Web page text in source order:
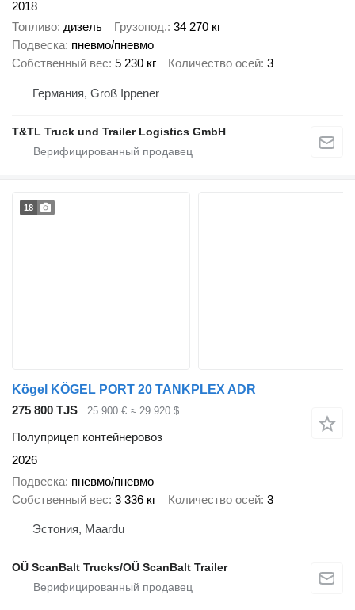
2018
Топливо дизель Грузопод. 34 270 кг
Подвеска пневмо/пневмо
Собственный вес 5 230 кг Количество осей 3
Германия, Groß Ippener
T&TL Truck und Trailer Logistics GmbH
18
Kögel KÖGEL PORT 20 TANKPLEX ADR
275 800 TJS
25 900 € ≈ 29 920 $
Полуприцеп контейнеровоз
2026
Подвеска пневмо/пневмо
Собственный вес 3 336 кг Количество осей 3
Эстония, Maardu
OÜ ScanBalt Trucks/OÜ ScanBalt Trailer